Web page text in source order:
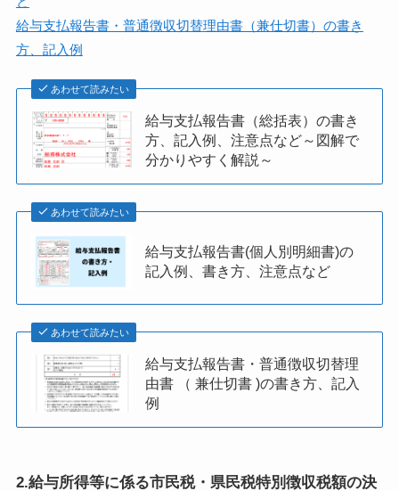
給与支払報告書・普通徴収切替理由書（兼仕切書）の書き
方、記入例
あわせて読みたい
給与支払報告書（総括表）の書き
方、記入例、注意点など～図解で
分かりやすく解説～
あわせて読みたい
給与支払報告書(個人別明細書)の
記入例、書き方、注意点など
あわせて読みたい
給与支払報告書・普通徴収切替理
由書 （ 兼仕切書 )の書き方、記入
例
2.給与所得等に係る市民税・県民税特別徴収税額の決